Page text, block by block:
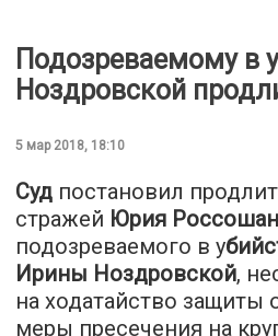
Подозреваемому в
Ноздровской
5 мар 2018, 18:10
Суд постановил
стражей Юрия
подозреваемого в у
Ирины Ноздровской,
на ходатайство защиты
меры пресечения на